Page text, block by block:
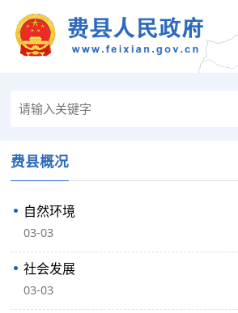
费县概况
自然环境
03-03
社会发展
03-03